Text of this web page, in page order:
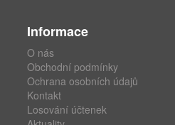
Informace
O nás
Obchodní podmínky
Ochrana osobních údajů
Kontakt
Losování účtenek